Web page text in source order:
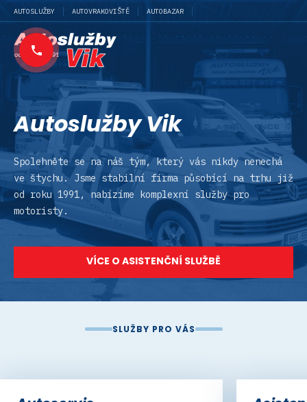
AUTOSLUŽBY AUTOVRAKOVIŠTĚ AUTOBAZAR
Autoslužby Vik
Spolehněte se na náš tým, který vás nikdy nenechá
ve štychu. Jsme stabilní firma působící na trhu již
od roku 1991, nabízíme komplexní služby pro
motoristy.
VÍCE O ASISTENČNÍ SLUŽBĚ
SLUŽBY PRO VÁS